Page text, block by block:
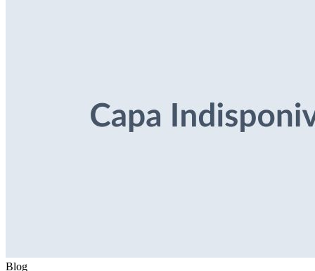
Blog